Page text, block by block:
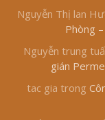
Nguyễn Thị lan
Phòng
Nguyễn trung
gián
tac gia trong